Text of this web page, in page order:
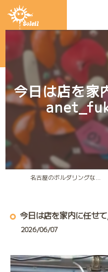
今日は店を家
今日は店を家内に任
2026/06/07